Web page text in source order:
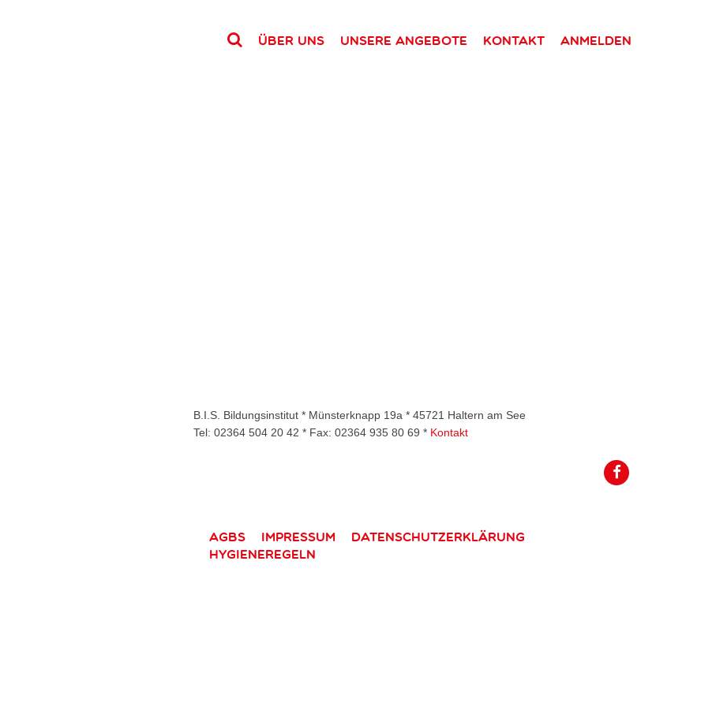
Über uns Unsere Angebote Kontakt Anmelden
B.I.S. Bildungsinstitut * Münsterknapp 19a * 45721 Haltern am See
Tel: 02364 504 20 42 * Fax: 02364 935 80 69 * Kontakt
AGBs Impressum
Datenschutzerklärung
Hygieneregeln